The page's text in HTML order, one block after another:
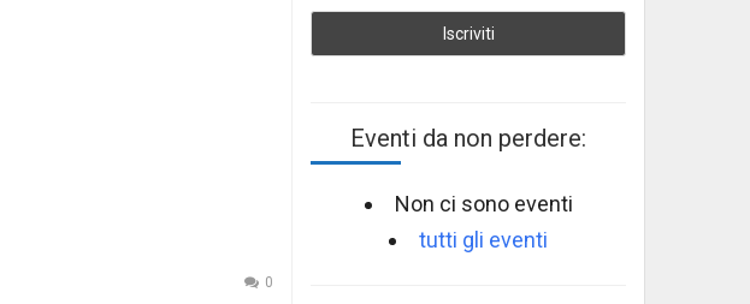
0
Eventi da non perdere:
Non ci sono eventi
tutti gli eventi